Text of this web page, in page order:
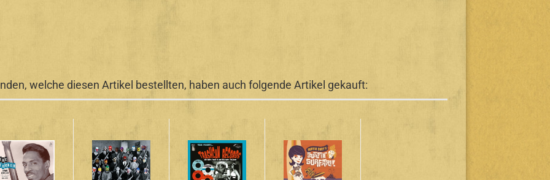
welche diesen Artikel bestellten, haben auch folgende Artikel gekauft: